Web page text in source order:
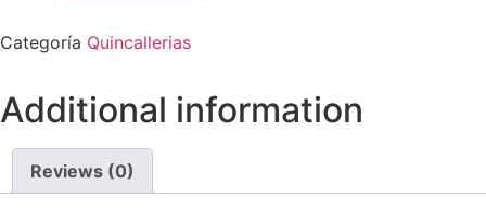
Categoría Quincallerias
Additional information
Reviews (0)